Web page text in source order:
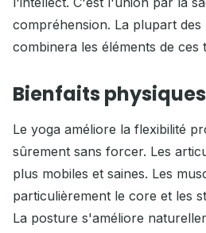
compréhension. La plupart des
combinera les éléments de ces
Bienfaits
Le yoga améliore la flexibilité
sûrement sans forcer. Les
plus mobiles et saines. Les
particulièrement le core et les
La posture s'améliore